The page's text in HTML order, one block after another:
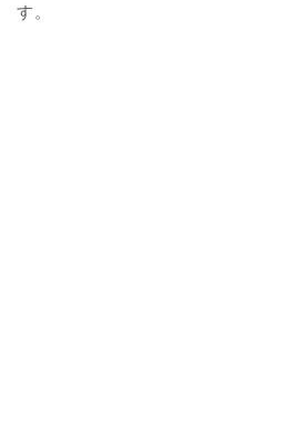
す。